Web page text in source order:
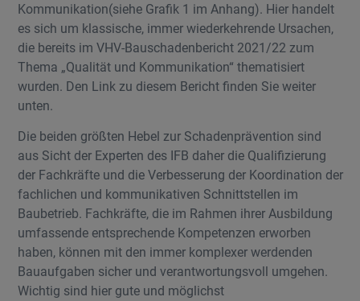
Kommunikation(siehe Grafik 1 im Anhang). Hier handelt
es sich um klassische, immer wiederkehrende Ursachen,
die bereits im VHV-Bauschadenbericht 2021/22 zum
Thema „Qualität und Kommunikation“ thematisiert
wurden. Den Link zu diesem Bericht finden Sie weiter
unten.
Die beiden größten Hebel zur Schadenprävention sind
aus Sicht der Experten des IFB daher die Qualifizierung
der Fachkräfte und die Verbesserung der Koordination der
fachlichen und kommunikativen Schnittstellen im
Baubetrieb. Fachkräfte, die im Rahmen ihrer Ausbildung
umfassende entsprechende Kompetenzen erworben
haben, können mit den immer komplexer werdenden
Bauaufgaben sicher und verantwortungsvoll umgehen.
Wichtig sind hier gute und möglichst